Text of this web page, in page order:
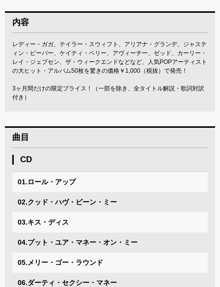
内容
レディー・ガガ、テイラー・スウィフト、アリアナ・グランデ、ジャステ
ィン・ビーバー、ケイティ・ペリー、アヴィーチー、ゼッド、カーリー・
レイ・ジェプセン、ザ・ウィークエンドなどなど、人気POPアーティスト
の大ヒット・アルバム50枚を驚きの価格￥1,000（税抜）で発売！
3ヶ月間だけの限定プライス！（一部を除き、全タイトル解説・歌詞対訳
付き）
曲目
CD
01.ロール・アップ
02.クッド・ハヴ・ビーン・ミー
03.キス・ディス
04.プット・ユア・マネー・オン・ミー
05.メリー・ゴー・ラウンド
06.ダーティ・セクシー・マネー